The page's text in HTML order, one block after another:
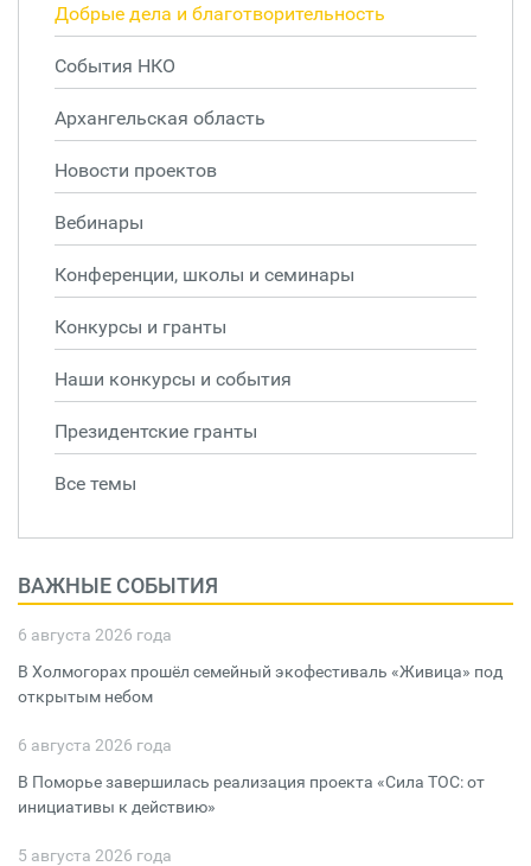
Добрые дела и благотворительность
События НКО
Архангельская область
Новости проектов
Вебинары
Конференции, школы и семинары
Конкурсы и гранты
Наши конкурсы и события
Президентские гранты
Все темы
ВАЖНЫЕ СОБЫТИЯ
6 августа 2026 года
В Холмогорах прошёл семейный экофестиваль «Живица» под
открытым небом
6 августа 2026 года
В Поморье завершилась реализация проекта «Сила ТОС: от
инициативы к действию»
5 августа 2026 года